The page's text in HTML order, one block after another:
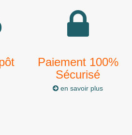
Paiement 100%
Sécurisé
en savoir plus